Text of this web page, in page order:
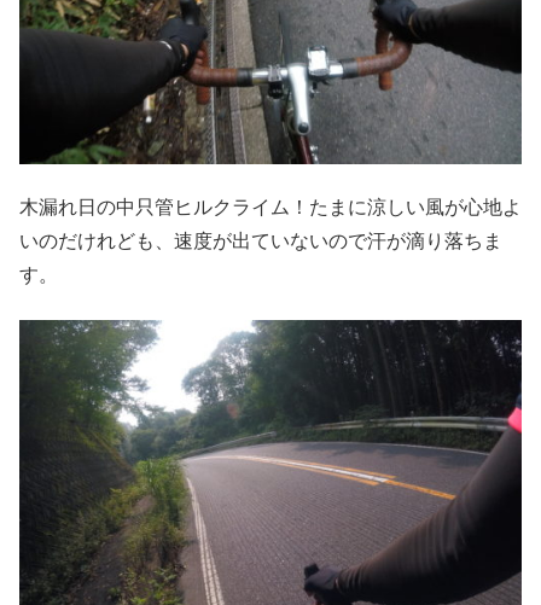
木漏れ日の中只管ヒルクライム！たまに涼しい風が心地よ
いのだけれども、速度が出ていないので汗が滴り落ちま
す。